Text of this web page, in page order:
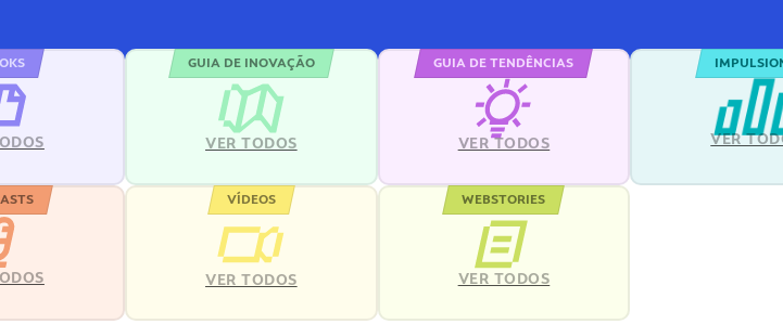
GUIA DE INOVAÇÃO
VER TODOS
GUIA DE TENDÊNCIAS
VER TODOS VER
VÍDEOS
VER TODOS
WEBSTORIES
VER TODOS